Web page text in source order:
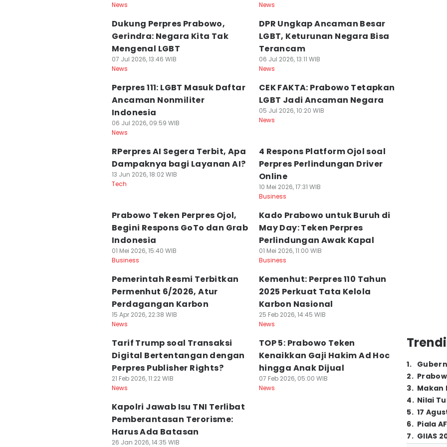
News
News
Dukung Perpres Prabowo,
Gerindra: Negara Kita Tak
Mengenal LGBT
07 Jul 2026, 13:46 WIB
News
DPR Ungkap Ancaman Besar
LGBT, Keturunan Negara Bisa
Terancam
06 Jul 2026, 13:11 WIB
News
Perpres 111: LGBT Masuk Daftar
Ancaman Nonmiliter
Indonesia
06 Jul 2026, 09:59 WIB
News
CEK FAKTA: Prabowo Tetapkan
LGBT Jadi Ancaman Negara
05 Jul 2026, 10:20 WIB
News
RPerpres AI Segera Terbit, Apa
Dampaknya bagi Layanan AI?
13 Jun 2026, 18:02 WIB
Tech
4 Respons Platform Ojol soal
Perpres Perlindungan Driver
Online
10 Mei 2026, 17:31 WIB
Business
Prabowo Teken Perpres Ojol,
Begini Respons GoTo dan Grab
Indonesia
01 Mei 2026, 15:40 WIB
Business
Kado Prabowo untuk Buruh di
May Day: Teken Perpres
Perlindungan Awak Kapal
01 Mei 2026, 11:00 WIB
Business
Pemerintah Resmi Terbitkan
Permenhut 6/2026, Atur
Perdagangan Karbon
15 Apr 2026, 22:38 WIB
News
Kemenhut: Perpres 110 Tahun
2025 Perkuat Tata Kelola
Karbon Nasional
25 Feb 2026, 14:45 WIB
News
Tarif Trump soal Transaksi
Digital Bertentangan dengan
Perpres Publisher Rights?
21 Feb 2026, 11:22 WIB
News
TOP 5: Prabowo Teken
Kenaikkan Gaji Hakim Ad Hoc
hingga Anak Dijual
07 Feb 2026, 05:00 WIB
News
Kapolri Jawab Isu TNI Terlibat
Pemberantasan Terorisme:
Harus Ada Batasan
26 Jan 2026, 14:35 WIB
1.
2.
3. Makan
4. Nilai
5. 17
6. Piala
7. GIIAS